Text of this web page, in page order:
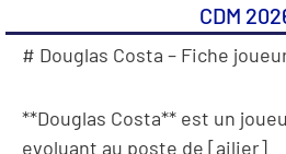
CDM
# Douglas Costa – Fiche
**Douglas Costa** est un
evoluant au poste de [ailier]